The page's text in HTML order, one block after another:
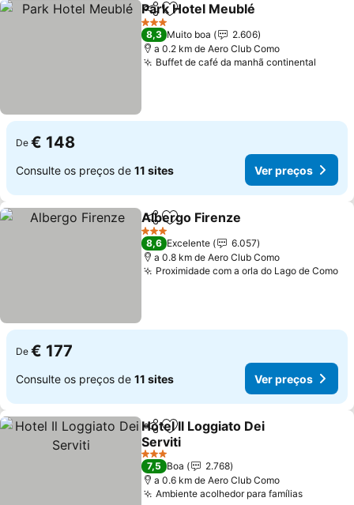
PartilharAdicionar aos favoritos
Park Hotel Meublé
3 Estrelas
8,3 Muito boa
2.606
a 0.2 km de Aero Club Como
Buffet de café da manhã continental
De € 148
Consulte os preços de 11 sites Ver preços
PartilharAdicionar aos favoritos
Albergo Firenze
3 Estrelas
8,6 Excelente
6.057
a 0.8 km de Aero Club Como
Proximidade com a orla do Lago de Como
De € 177
Consulte os preços de 11 sites Ver preços
PartilharAdicionar aos favoritos
Hotel Il Loggiato Dei
Serviti
Ver preços
3 Estrelas
7,5 Boa
2.768
a 0.6 km de Aero Club Como
Ambiente acolhedor para famíliasVer